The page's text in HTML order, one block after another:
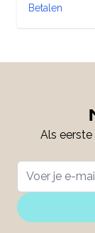
Betalen
Als